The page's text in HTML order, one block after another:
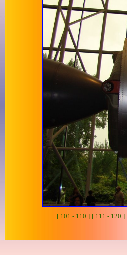
[ 101 - 110 ] [ 111 - 120 ]